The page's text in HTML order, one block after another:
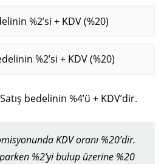
%2’si + KDV (%20)
%2’si + KDV (%20)
Satış bedelinin %4’ü + KDV’dir.
KDV oranı %20’dir.
%2’yi bulup üzerine %20